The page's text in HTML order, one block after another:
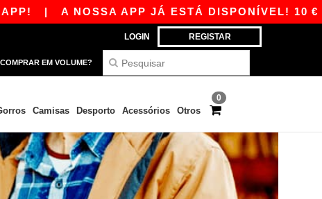
| A NOSSA APP JÁ ESTÁ DISPONÍVEL! 10 €
LOGIN REGISTAR
COMPRAR EM VOLUME?
0
Camisas Desporto Acessórios Otros